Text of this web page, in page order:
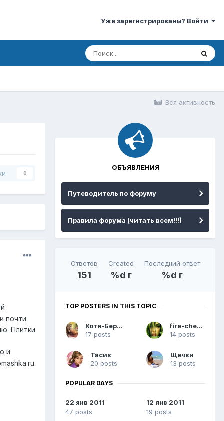
Уже зарегистрированы? Войти
Вся активность
0
почти
Плитки
и
ОБЪЯВЛЕНИЯ
Путеводитель по форуму
Правила форума (читать всем!!!)
Ответов
151
Created
%d г
Последний ответ
%d г
TOP POSTERS IN THIS TOPIC
Котя-Бергамотя
17 posts
fire-cherry
14 posts
Тасик
20 posts
Щечки
13 posts
POPULAR DAYS
22 янв 2011
47 posts
12 янв 2011
19 posts